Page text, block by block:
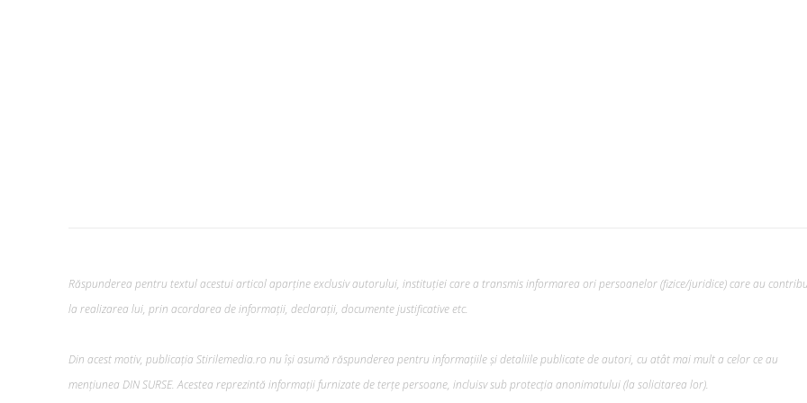
Răspunderea pentru textul acestui articol aparține exclusiv autorului, instituției care a transmis informarea ori persoanelor (fizice/juridice) care au
la realizarea lui, prin acordarea de informații, declarații, documente justificative etc.
Din acest motiv, publicația Stirilemedia.ro nu își asumă răspunderea pentru informațiile și detaliile publicate de autori, cu atât mai mult a celor ce au
mențiunea DIN SURSE. Acestea reprezintă informații furnizate de terțe persoane, incluisv sub protecția anonimatului (la solicitarea lor).